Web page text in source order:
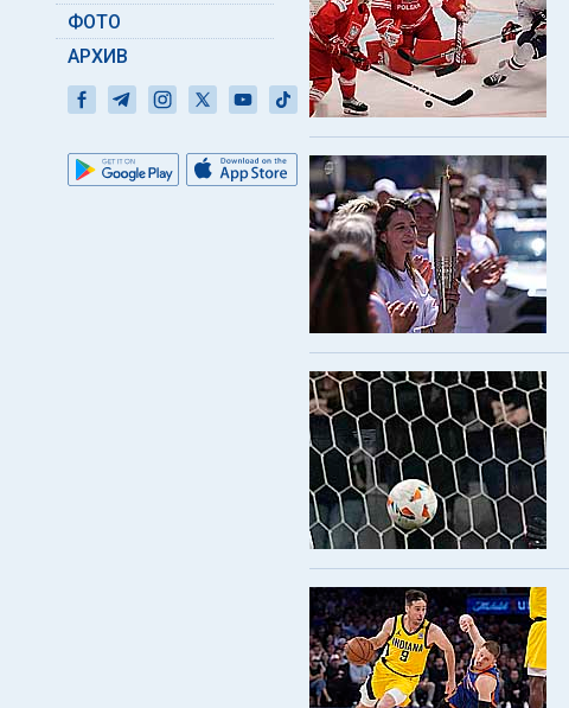
ФОТО
АРХИВ